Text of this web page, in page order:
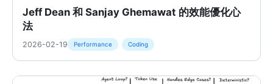
Jeff Dean 和 Sanjay Ghemawat 的效能優化心
法
2026-02-19 Performance Coding